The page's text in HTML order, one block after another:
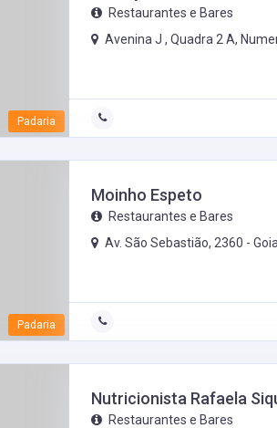
Padaria
Restaurantes e Bares
Avenina J , Quadra 2 A,
Padaria
Moinho Espeto
Restaurantes e Bares
Av. São Sebastião, 2360 -
Nutricionista Rafaela
Restaurantes e Bares